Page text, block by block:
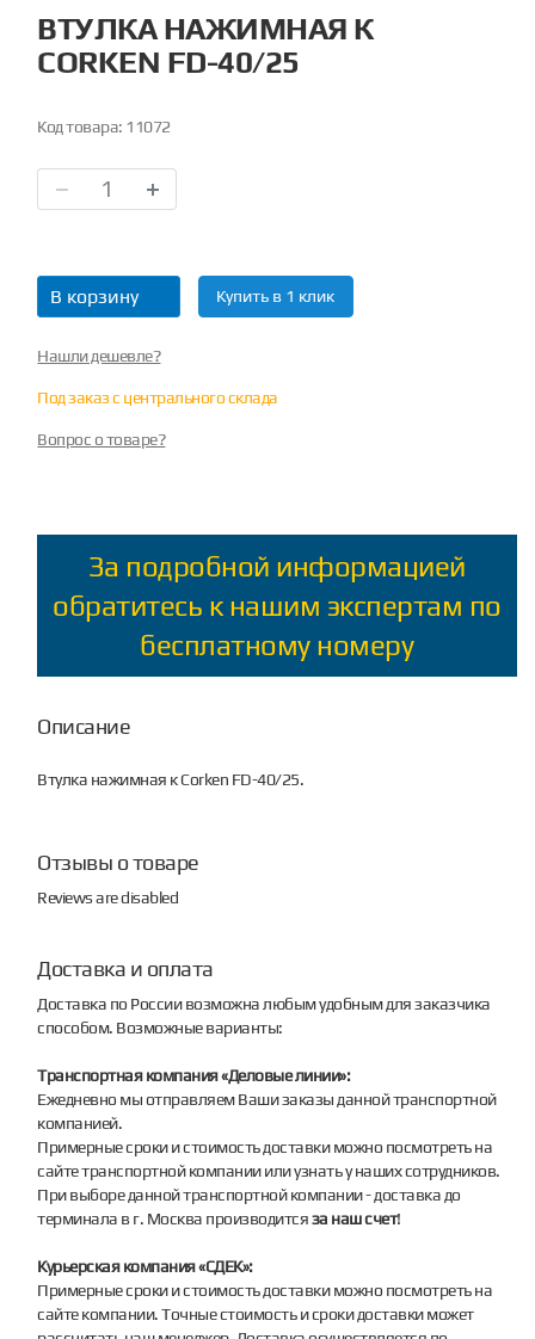
ВТУЛКА НАЖИМНАЯ К
CORKEN FD-40/25
Код товара: 11072
В корзину Купить в 1 клик
Нашли дешевле?
Под заказ с центрального склада
Вопрос о товаре?
За подробной информацией
обратитесь к нашим экспертам по
бесплатному номеру
Описание
Втулка нажимная к Corken FD-40/25.
Отзывы о товаре
Reviews are disabled
Доставка и оплата
Доставка по России возможна любым удобным для заказчика
способом. Возможные варианты:
Транспортная компания «Деловые линии»:
Ежедневно мы отправляем Ваши заказы данной транспортной
компанией.
Примерные сроки и стоимость доставки можно посмотреть на
сайте транспортной компании или узнать у наших сотрудников.
При выборе данной транспортной компании - доставка до
терминала в г. Москва производитсяза наш счет!
Курьерская компания «СДЕК»:
Примерные сроки и стоимость доставки можно посмотреть на
сайте компании. Точные стоимость и сроки доставки может